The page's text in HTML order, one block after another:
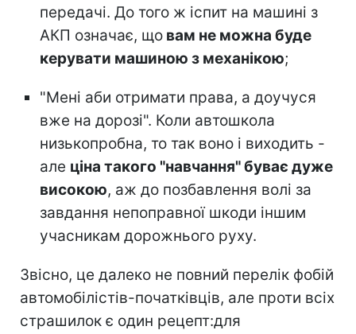
передачі. До того ж іспит на машині з
АКП означає, що вам не можна буде
керувати машиною з механікою;
"Мені аби отримати права, а доучуся
вже на дорозі". Коли автошкола
низькопробна, то так воно і виходить -
але ціна такого "навчання" буває дуже
високою, аж до позбавлення волі за
завдання непоправної шкоди іншим
учасникам дорожнього руху.
Звісно, це далеко не повний перелік фобій
автомобілістів-початківців, але проти всіх
страшилок є один рецепт:для